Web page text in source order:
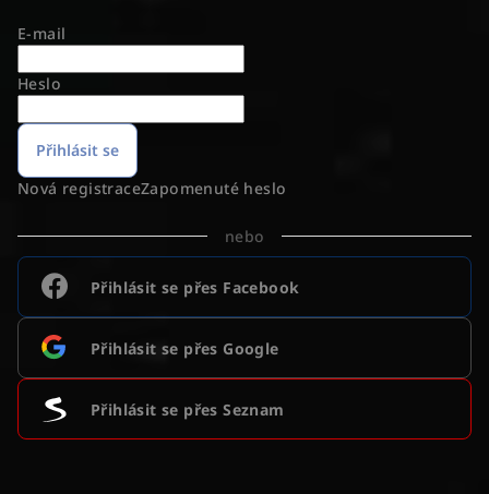
E-mail
Heslo
Přihlásit se
Nová registraceZapomenuté heslo
nebo
Přihlásit se přes Facebook
Přihlásit se přes Google
Přihlásit se přes Seznam